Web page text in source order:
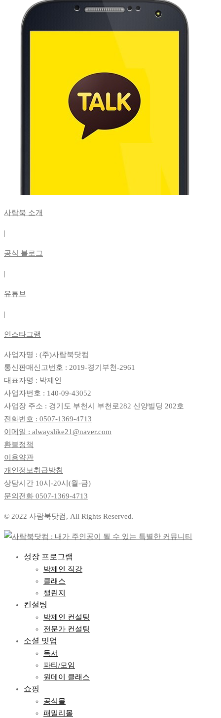
사람북 소개
|
공식 블로그
|
유튜브
|
인스타그램
사업자명 : (주)사람북닷컴
통신판매신고번호 : 2019-경기부천-2961
대표자명 : 박제인
사업자번호 : 140-09-43052
사업장 주소 : 경기도 부천시 부천로282 신양빌딩 202호
전화번호 : 0507-1369-4713
이메일 : alwayslike21@naver.com
환불정책
이용약관
개인정보취급방침
상담시간 10시-20시(월-금)
문의전화 0507-1369-4713
© 2022 사람북닷컴, All Rights Reserved.
성장 프로그램
박제인 직강
클래스
챌린지
컨설팅
박제인 컨설팅
전문가 컨설팅
소셜 밋업
독서
파티/모임
원데이 클래스
쇼핑
공식몰
패밀리몰